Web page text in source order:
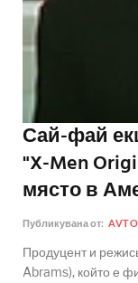
Сай-фай
"X-Men
място в
Публикувана от:
Продуцент и
Abrams), който е